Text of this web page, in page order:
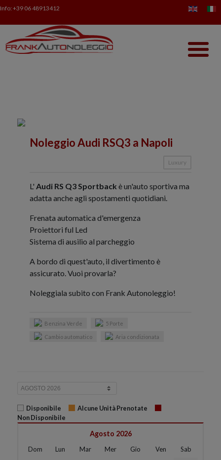
Info: +39 06 48913412
Noleggio Audi RSQ3 a Napoli
Luxury
L' Audi RS Q3 Sportback è un'auto sportiva ma
adatta anche agli spostamenti quotidiani.
Frenata automatica d'emergenza
Proiettori ful Led
Sistema di ausilio al parcheggio
A bordo di quest'auto, il divertimento è
assicurato. Vuoi provarla?
Noleggiala subito con Frank Autonoleggio!
Benzina Verde 5 Porte
Cambio automatico Aria condizionata
Disponibile
Alcune Unità Prenotate
Non Disponibile
Agosto 2026
Dom Lun Mar Mer Gio Ven Sab